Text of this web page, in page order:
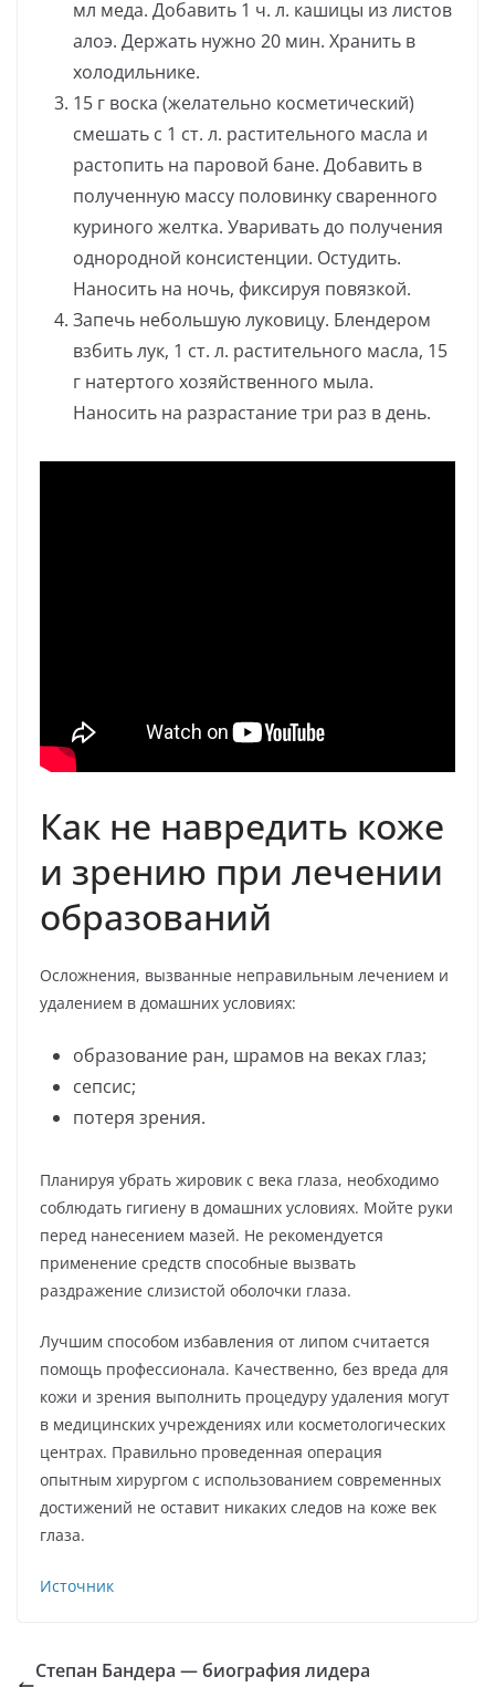
мл меда. Добавить 1 ч. л. кашицы из листов
алоэ. Держать нужно 20 мин. Хранить в
холодильнике.
15 г воска (желательно косметический)
смешать с 1 ст. л. растительного масла и
растопить на паровой бане. Добавить в
полученную массу половинку сваренного
куриного желтка. Уваривать до получения
однородной консистенции. Остудить.
Наносить на ночь, фиксируя повязкой.
Запечь небольшую луковицу. Блендером
взбить лук, 1 ст. л. растительного масла, 15
г натертого хозяйственного мыла.
Наносить на разрастание три раз в день.
Как не навредить коже
и зрению при лечении
образований
Осложнения, вызванные неправильным лечением и
удалением в домашних условиях:
образование ран, шрамов на веках глаз;
сепсис;
потеря зрения.
Планируя убрать жировик с века глаза, необходимо
соблюдать гигиену в домашних условиях. Мойте руки
перед нанесением мазей. Не рекомендуется
применение средств способные вызвать
раздражение слизистой оболочки глаза.
Лучшим способом избавления от липом считается
помощь профессионала. Качественно, без вреда для
кожи и зрения выполнить процедуру удаления могут
в медицинских учреждениях или косметологических
центрах. Правильно проведенная операция
опытным хирургом с использованием современных
достижений не оставит никаких следов на коже век
глаза.
Источник
Степан Бандера — биография лидера